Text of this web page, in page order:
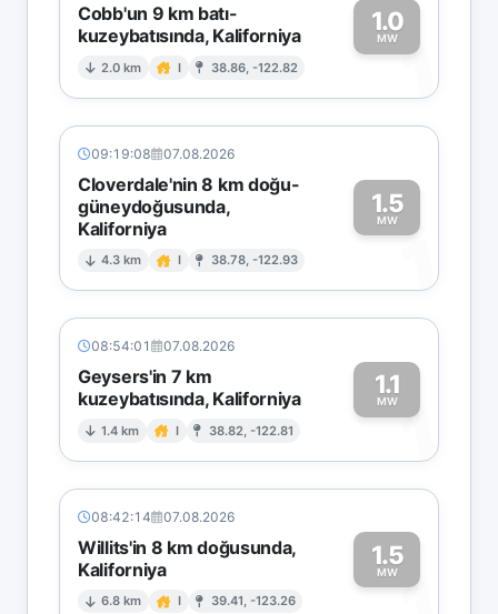
Cobb'un 9 km batı-
kuzeybatısında, Kaliforniya
2.0 km I 38.86, -122.82
1.0
MW1
09:19:08 07.08.2026
Cloverdale'nin 8 km doğu-
güneydoğusunda,
Kaliforniya
4.3 km I 38.78, -122.93
1.5
MW
1
08:54:01 07.08.2026
Geysers'in 7 km
kuzeybatısında, Kaliforniya
1.4 km I 38.82, -122.81
1.1
MW1
08:42:14 07.08.2026
Willits'in 8 km doğusunda,
Kaliforniya
6.8 km I 39.41, -123.26
1.5
MW